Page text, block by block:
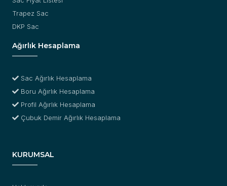
Trapez Sac
DKP Sac
Ağırlık Hesaplama
Sac Ağırlık Hesaplama
Boru Ağırlık Hesaplama
Profil Ağırlık Hesaplama
Çubuk Demir Ağırlık Hesaplama
KURUMSAL